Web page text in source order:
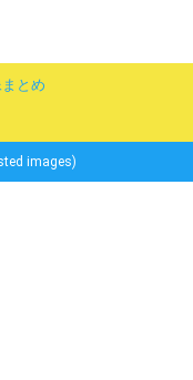
とめ
images)